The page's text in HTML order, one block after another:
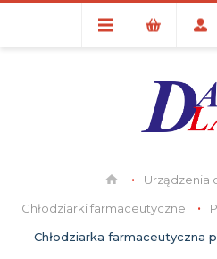
Urządzenia
Chłodziarki farmaceutyczne
Chłodziarka farmaceutyczna